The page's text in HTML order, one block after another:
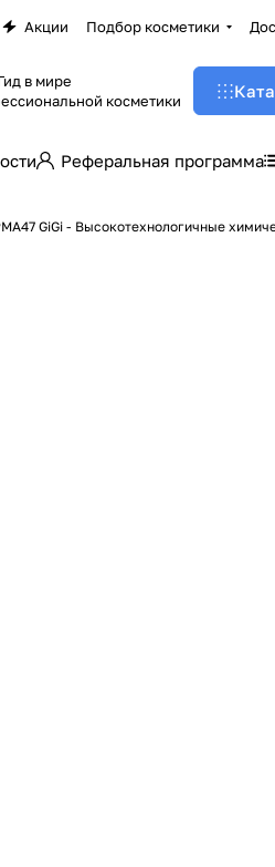
Акции Подбор косметики
в мире
косметики
Реферальная программа
GiGi - Высокотехнологичные